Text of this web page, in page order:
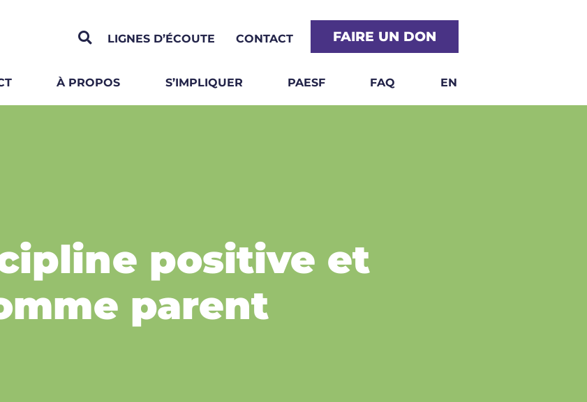
LIGNES D’ÉCOUTE CONTACT FAIRE UN DON
À PROPOS S’IMPLIQUER PAESF FAQ EN
positive et
parent